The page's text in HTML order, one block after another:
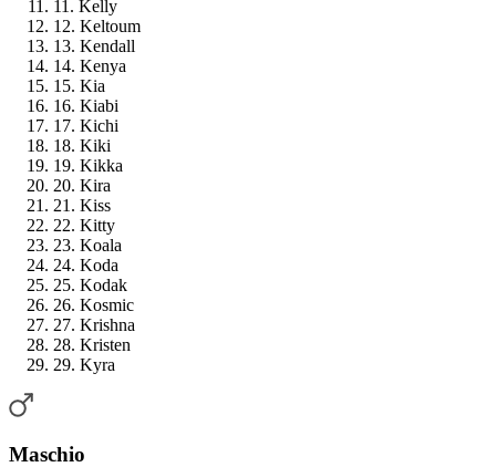
11. Kelly
12. Keltoum
13. Kendall
14. Kenya
15. Kia
16. Kiabi
17. Kichi
18. Kiki
19. Kikka
20. Kira
21. Kiss
22. Kitty
23. Koala
24. Koda
25. Kodak
26. Kosmic
27. Krishna
28. Kristen
29. Kyra
Maschio